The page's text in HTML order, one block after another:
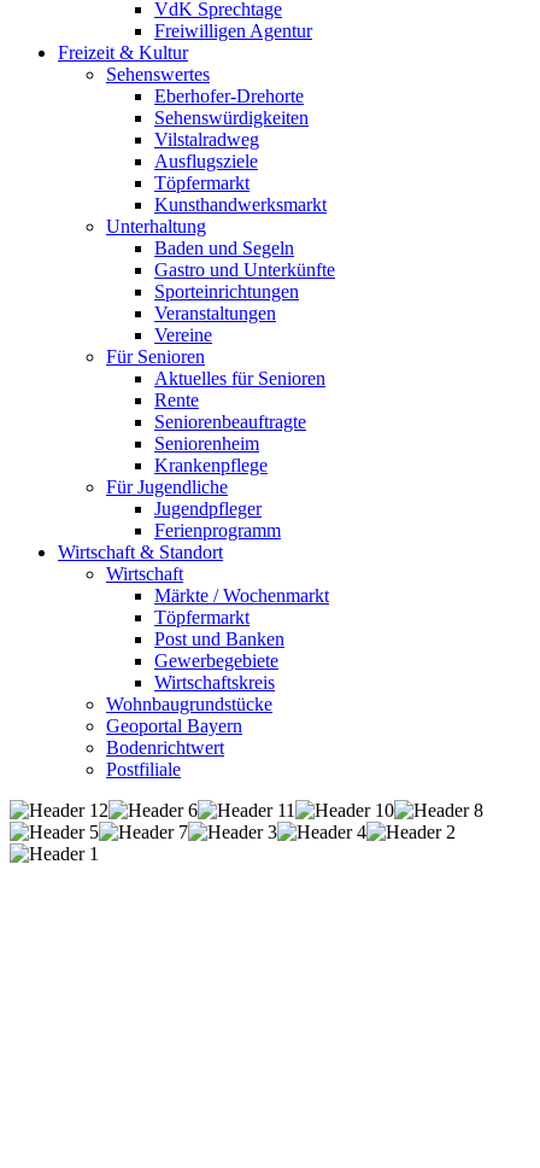
VdK Sprechtage
Freiwilligen Agentur
Freizeit & Kultur
Sehenswertes
Eberhofer-Drehorte
Sehenswürdigkeiten
Vilstalradweg
Ausflugsziele
Töpfermarkt
Kunsthandwerksmarkt
Unterhaltung
Baden und Segeln
Gastro und Unterkünfte
Sporteinrichtungen
Veranstaltungen
Vereine
Für Senioren
Aktuelles für Senioren
Rente
Seniorenbeauftragte
Seniorenheim
Krankenpflege
Für Jugendliche
Jugendpfleger
Ferienprogramm
Wirtschaft & Standort
Wirtschaft
Märkte / Wochenmarkt
Töpfermarkt
Post und Banken
Gewerbegebiete
Wirtschaftskreis
Wohnbaugrundstücke
Geoportal Bayern
Bodenrichtwert
Postfiliale